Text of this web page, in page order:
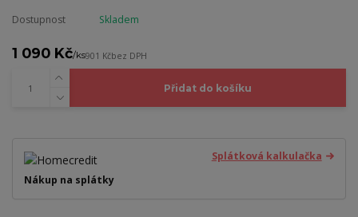
Dostupnost Skladem
1 090 Kč/ks901 Kčbez DPH
Přidat do košíku
Splátková kalkulačka
Nákup na splátky